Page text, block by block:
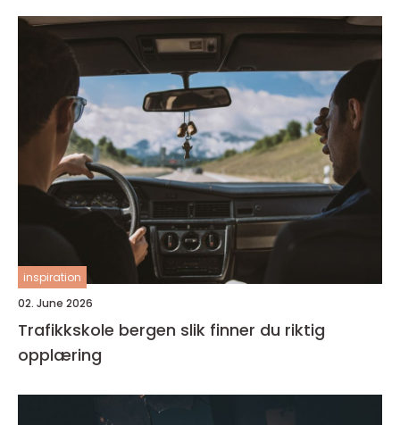
inspiration
02. June 2026
Trafikkskole bergen slik finner du riktig
opplæring